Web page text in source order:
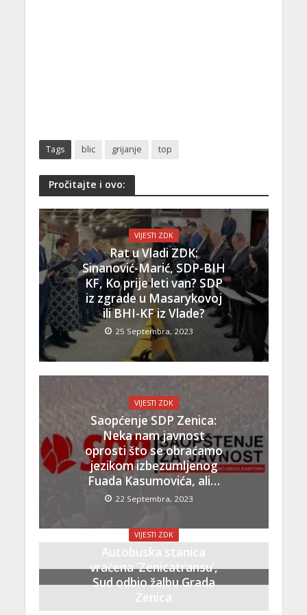
Tags blic grijanje top
Pročitajte i ovo:
VIJESTI ZDK
Rat u Vladi ZDK:
Sinanović-Marić, SDP-BIH
KF, Ko prije leti van? SDP
iz zgrade u Masarykovoj
ili BHI-KF iz Vlade?
25 Septembra, 2023
VIJESTI ZDK
Saopćenje SDP Zenica:
Neka nam javnost
oprosti što se obraćamo
jezikom izbezumljenog
Fuada Kasumovića, ali…
22 Septembra, 2023
VIJESTI ZDK
Autobuska stanica
vraćena ‘Zenicatransu’,
Sud odbio žalbu Grada
Zenica